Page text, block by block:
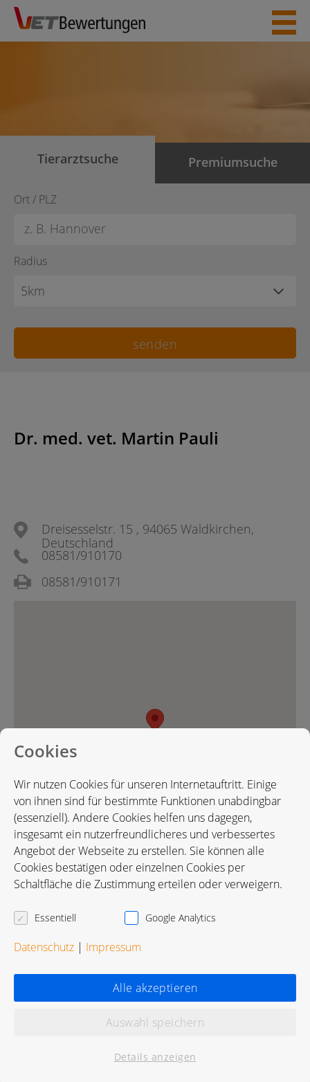
Skip
content
Tierarztsuche Premiumsuche
Ort / PLZ
Radius
Dr. med. vet. Martin Pauli
Dreisesselstr. 15 , 94065 Waldkirchen,
Deutschland
08581/910170
08581/910171
Karte in Google Maps öffnen
Bewertungen
Cookies
Wir nutzen Cookies für unseren Internetauftritt. Einige
von ihnen sind für bestimmte Funktionen unabdingbar
(essenziell). Andere Cookies helfen uns dagegen,
insgesamt ein nutzerfreundlicheres und verbessertes
Angebot der Webseite zu erstellen. Sie können alle
Cookies bestätigen oder einzelnen Cookies per
Schaltfläche die Zustimmung erteilen oder verweigern.
Essentiell Google Analytics
Datenschutz | Impressum
Alle akzeptieren
Auswahl speichern
Details anzeigen